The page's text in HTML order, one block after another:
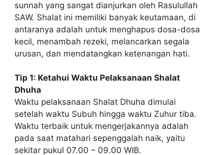
sunnah yang sangat dianjurkan oleh Rasulullah
SAW. Shalat ini memiliki banyak keutamaan, di
antaranya adalah untuk menghapus dosa-dosa
kecil, menambah rezeki, melancarkan segala
urusan, dan mendatangkan ketenangan hati.
Tip 1: Ketahui Waktu Pelaksanaan Shalat
Dhuha
Waktu pelaksanaan Shalat Dhuha dimulai
setelah waktu Subuh hingga waktu Zuhur tiba.
Waktu terbaik untuk mengerjakannya adalah
pada saat matahari sepenggalah naik, yaitu
sekitar pukul 07.00 – 09.00 WIB.